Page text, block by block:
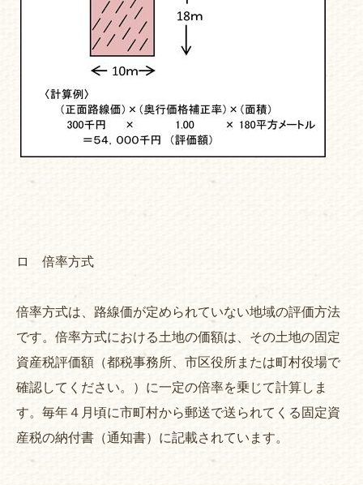
ロ 倍率方式
倍率方式は、路線価が定められていない地域の評価方法
です。倍率方式における土地の価額は、その土地の固定
資産税評価額（都税事務所、市区役所または町村役場で
確認してください。）に一定の倍率を乗じて計算しま
す。毎年４月頃に市町村から郵送で送られてくる固定資
産税の納付書（通知書）に記載されています。